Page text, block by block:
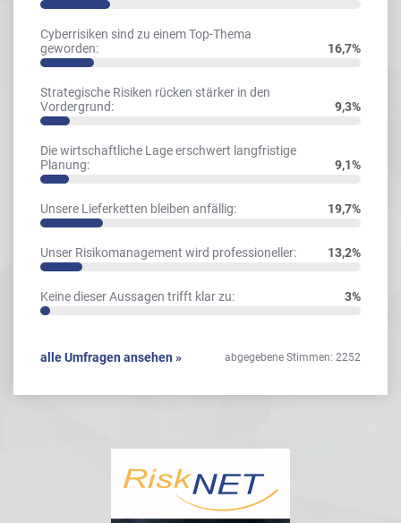
Cyberrisiken sind zu einem Top-Thema
geworden:
16,7%
Strategische Risiken rücken stärker in den
Vordergrund:
9,3%
Die wirtschaftliche Lage erschwert langfristige
Planung:
9,1%
Unsere Lieferketten bleiben anfällig: 19,7%
Unser Risikomanagement wird professioneller: 13,2%
Keine dieser Aussagen trifft klar zu: 3%
alle Umfragen ansehen » abgegebene Stimmen: 2252